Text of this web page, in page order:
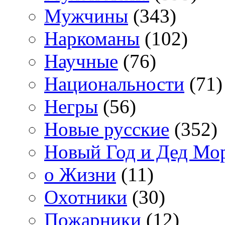
Мужчины (343)
Наркоманы (102)
Научные (76)
Национальности (71)
Негры (56)
Новые русские (352)
Новый Год и Дед
о Жизни (11)
Охотники (30)
Пожарники (12)